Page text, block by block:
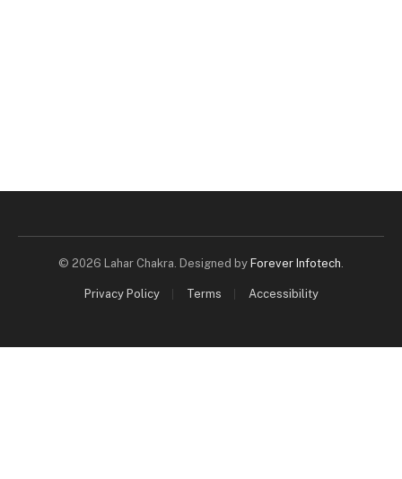
© 2026 Lahar Chakra. Designed by Forever Infotech.
Privacy Policy Terms Accessibility